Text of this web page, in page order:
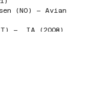
(NO) – Avian
–  IA (2008)